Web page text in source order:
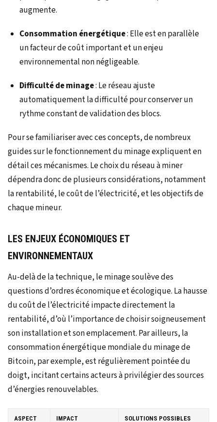
augmente.
Consommation énergétique: Elle est en parallèle
un facteur de coût important et un enjeu
environnemental non négligeable.
Difficulté de minage: Le réseau ajuste
automatiquement la difficulté pour conserver un
rythme constant de validation des blocs.
Pour se familiariser avec ces concepts, de nombreux
guides sur le fonctionnement du minage expliquent en
détail ces mécanismes. Le choix du réseau à miner
dépendra donc de plusieurs considérations, notamment
la rentabilité, le coût de l’électricité, et les objectifs de
chaque mineur.
LES ENJEUX ÉCONOMIQUES ET
ENVIRONNEMENTAUX
Au-delà de la technique, le minage soulève des
questions d’ordres économique et écologique. La hausse
du coût de l’électricité impacte directement la
rentabilité, d’où l’importance de choisir soigneusement
son installation et son emplacement. Par ailleurs, la
consommation énergétique mondiale du minage de
Bitcoin, par exemple, est régulièrement pointée du
doigt, incitant certains acteurs à privilégier des sources
d’énergies renouvelables.
ASPECT IMPACT SOLUTIONS POSSIBLES